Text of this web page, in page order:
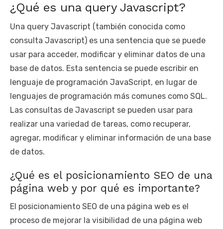
¿Qué es una query Javascript?
Una query Javascript (también conocida como
consulta Javascript) es una sentencia que se puede
usar para acceder, modificar y eliminar datos de una
base de datos. Esta sentencia se puede escribir en
lenguaje de programación JavaScript, en lugar de
lenguajes de programación más comunes como SQL.
Las consultas de Javascript se pueden usar para
realizar una variedad de tareas, como recuperar,
agregar, modificar y eliminar información de una base
de datos.
¿Qué es el posicionamiento SEO de una
página web y por qué es importante?
El posicionamiento SEO de una página web es el
proceso de mejorar la visibilidad de una página web